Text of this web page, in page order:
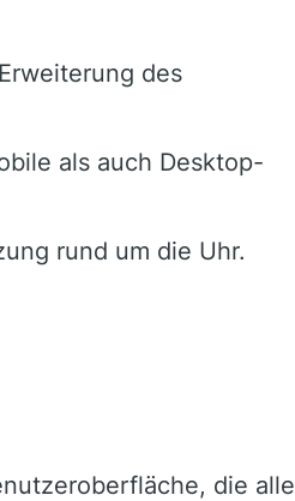
des
als auch Desktop-
rund um die Uhr.
die alle